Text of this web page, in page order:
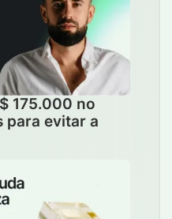
175.000 no
para evitar a